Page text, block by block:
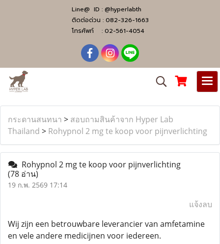
Line@ ID : @hyperlabth
ติดต่อด่วน : 082-326-1663
โทรศัพท์ : 02-561-4054
กระดานสนทนา > สอบถามสินค้าจาก Hyper Lab
Thailand > Rohypnol 2 mg te koop voor pijnverlichting
Rohypnol 2 mg te koop voor pijnverlichting
(78 อ่าน)
19 ก.พ. 2569 17:14
แจ้งลบ
Wij zijn een betrouwbare leverancier van amfetamine
en vele andere medicijnen voor iedereen.